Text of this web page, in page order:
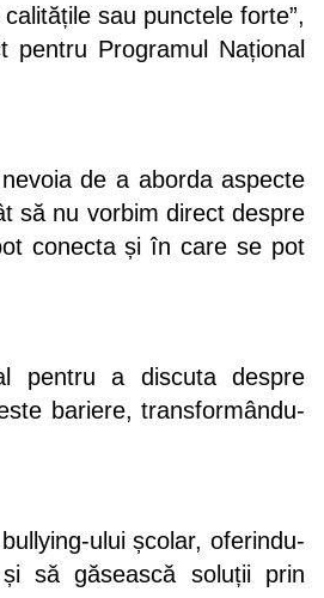
sau punctele forte”,
Programul Național
de a aborda aspecte
să nu vorbim direct despre
conecta și în care se pot
pentru a discuta despre
bariere, transformându-
ului școlar, oferindu-
să găsească soluții prin